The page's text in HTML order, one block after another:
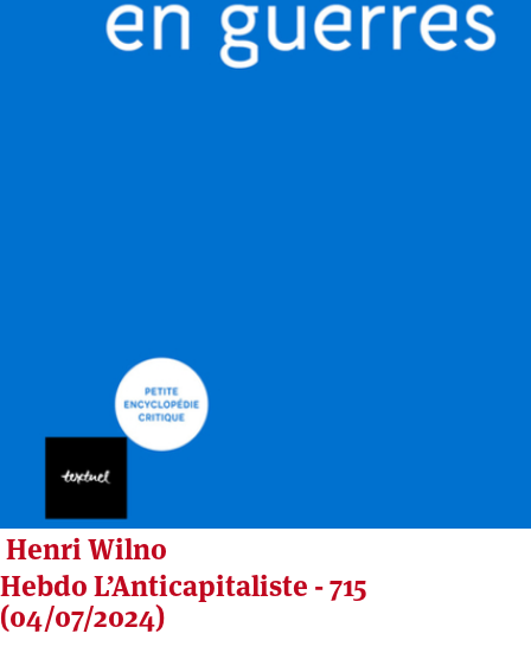
Henri Wilno
Hebdo L’Anticapitaliste - 715
(04/07/2024)